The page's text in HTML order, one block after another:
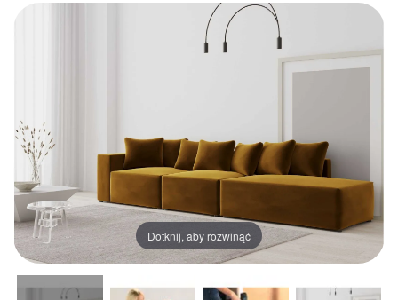
Dotknij, aby rozwinąć